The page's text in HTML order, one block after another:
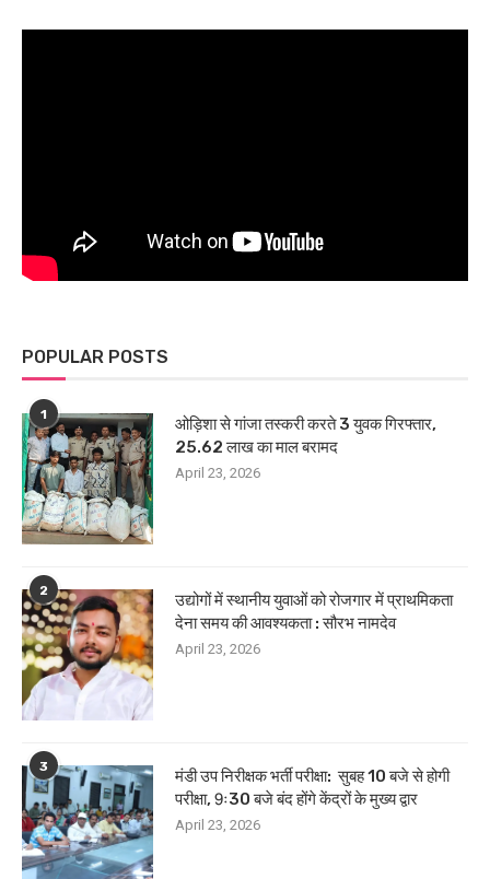
POPULAR POSTS
1
ओड़िशा से गांजा तस्करी करते 3 युवक गिरफ्तार,
25.62 लाख का माल बरामद
April 23, 2026
2
उद्योगों में स्थानीय युवाओं को रोजगार में प्राथमिकता
देना समय की आवश्यकता : सौरभ नामदेव
April 23, 2026
3
मंडी उप निरीक्षक भर्ती परीक्षा: सुबह 10 बजे से होगी
परीक्षा, 9ः30 बजे बंद होंगे केंद्रों के मुख्य द्वार
April 23, 2026